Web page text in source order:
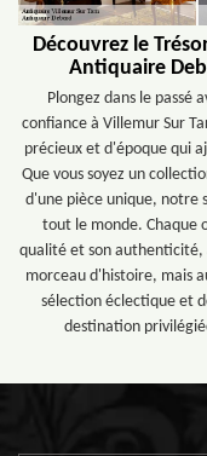
Découvrez le
Antiquaire
Plongez dans le passé
confiance à Villemur Sur
précieux et d'époque qui
Que vous soyez un
d'une pièce unique, notre
tout le monde. Chaque
qualité et son authenticité,
morceau d'histoire, mais
sélection éclectique et
destination